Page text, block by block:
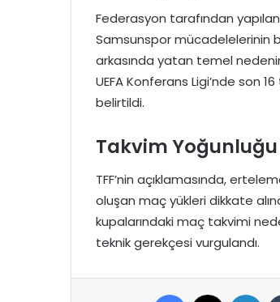
Federasyon tarafından
Samsunspor mücadelelerinin
arkasında yatan temel
UEFA Konferans Ligi’nde son
belirtildi.
Takvim
TFF’nin açıklamasında,
oluşan maç yükleri dikkate
kupalarındaki maç takvimi
teknik gerekçesi vurgulandı.
Facebook